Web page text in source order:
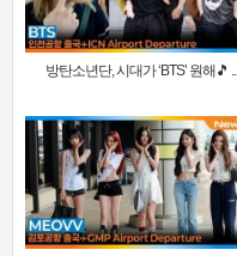
방탄소년단, 시대가 ‘BTS’ 원해🎵 ..